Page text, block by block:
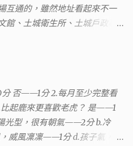
互通的，雖然地址看起來不一
、土城衛生所、土城戶政事
美工作站 ，也已經能處理大
題。要是我拿著那不被承認、
。但我不知道審判時法官會不
官或檢察官都公正細心，在
受害案件去挖出更大的黑幕。
否——1分 2.每月至少完整看
起鹿來更喜歡老虎？ 是——1
光型，很有朝氣——2分 b.冷
威風凜凜——1分 d.孩子氣，十